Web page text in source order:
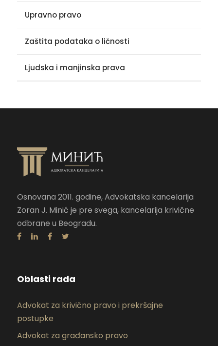
Upravno pravo
Zaštita podataka o ličnosti
Ljudska i manjinska prava
Osnovana 2011. godine, Advokatska kancelarija
Zoran J. Minić je pre svega, kancelarija krivične
odbrane u Beogradu.
Oblasti rada
Advokat za krivično pravo i prekršajne
postupke
Advokat za građansko pravo